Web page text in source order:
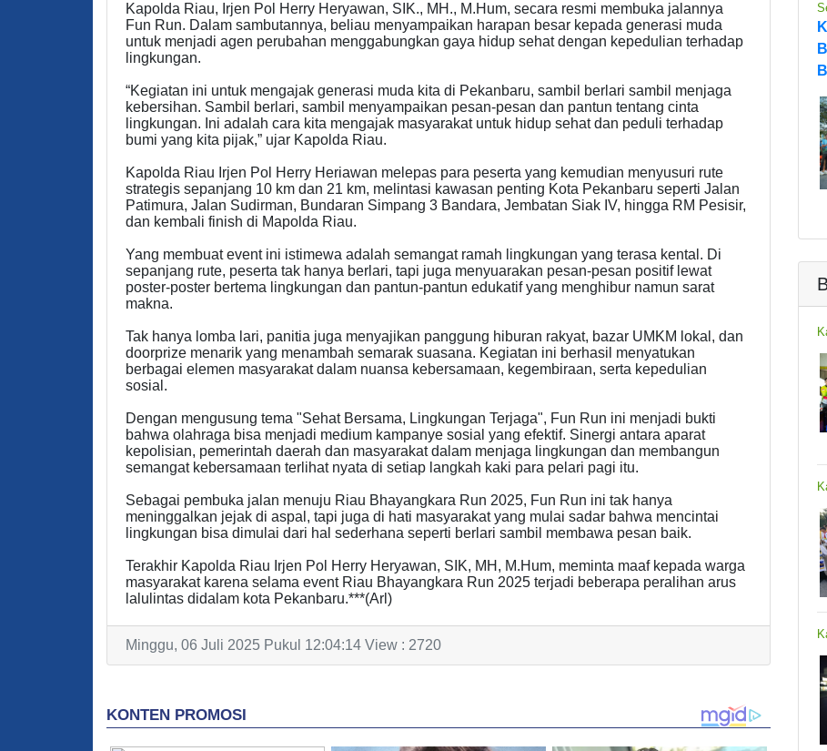
Kapolda Riau, Irjen Pol Herry Heryawan, SIK., MH., M.Hum, secara resmi membuka jalannya
Fun Run. Dalam sambutannya, beliau menyampaikan harapan besar kepada generasi muda
untuk menjadi agen perubahan menggabungkan gaya hidup sehat dengan kepedulian terhadap
lingkungan.
“Kegiatan ini untuk mengajak generasi muda kita di Pekanbaru, sambil berlari sambil menjaga
kebersihan. Sambil berlari, sambil menyampaikan pesan-pesan dan pantun tentang cinta
lingkungan. Ini adalah cara kita mengajak masyarakat untuk hidup sehat dan peduli terhadap
bumi yang kita pijak,” ujar Kapolda Riau.
Kapolda Riau Irjen Pol Herry Heriawan melepas para peserta yang kemudian menyusuri rute
strategis sepanjang 10 km dan 21 km, melintasi kawasan penting Kota Pekanbaru seperti Jalan
Patimura, Jalan Sudirman, Bundaran Simpang 3 Bandara, Jembatan Siak IV, hingga RM Pesisir,
dan kembali finish di Mapolda Riau.
Yang membuat event ini istimewa adalah semangat ramah lingkungan yang terasa kental. Di
sepanjang rute, peserta tak hanya berlari, tapi juga menyuarakan pesan-pesan positif lewat
poster-poster bertema lingkungan dan pantun-pantun edukatif yang menghibur namun sarat
makna.
Tak hanya lomba lari, panitia juga menyajikan panggung hiburan rakyat, bazar UMKM lokal, dan
doorprize menarik yang menambah semarak suasana. Kegiatan ini berhasil menyatukan
berbagai elemen masyarakat dalam nuansa kebersamaan, kegembiraan, serta kepedulian
sosial.
Dengan mengusung tema "Sehat Bersama, Lingkungan Terjaga", Fun Run ini menjadi bukti
bahwa olahraga bisa menjadi medium kampanye sosial yang efektif. Sinergi antara aparat
kepolisian, pemerintah daerah dan masyarakat dalam menjaga lingkungan dan membangun
semangat kebersamaan terlihat nyata di setiap langkah kaki para pelari pagi itu.
Sebagai pembuka jalan menuju Riau Bhayangkara Run 2025, Fun Run ini tak hanya
meninggalkan jejak di aspal, tapi juga di hati masyarakat yang mulai sadar bahwa mencintai
lingkungan bisa dimulai dari hal sederhana seperti berlari sambil membawa pesan baik.
Terakhir Kapolda Riau Irjen Pol Herry Heryawan, SIK, MH, M.Hum, meminta maaf kepada warga
masyarakat karena selama event Riau Bhayangkara Run 2025 terjadi beberapa peralihan arus
lalulintas didalam kota Pekanbaru.***(Arl)
Minggu, 06 Juli 2025 Pukul 12:04:14 View : 2720